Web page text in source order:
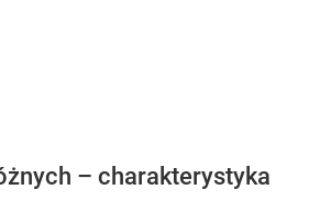
– charakterystyka